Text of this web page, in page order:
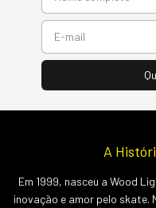
A
Em 1999, nasceu a Wood
inovação e amor pelo skate.